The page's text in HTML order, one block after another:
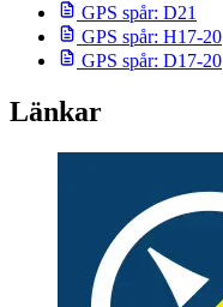
GPS spår: D21
GPS spår: H17-20
GPS spår: D17-20
Länkar